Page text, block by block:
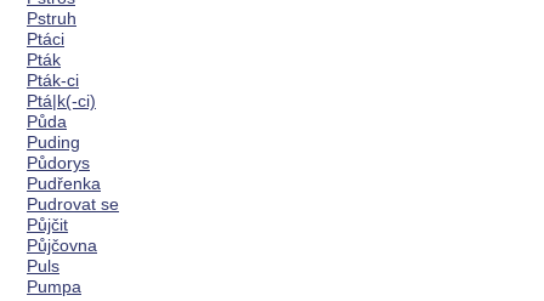
Pstruh
Ptáci
Pták
Pták-ci
Ptá|k(-ci)
Půda
Puding
Půdorys
Pudřenka
Pudrovat se
Půjčit
Půjčovna
Puls
Pumpa